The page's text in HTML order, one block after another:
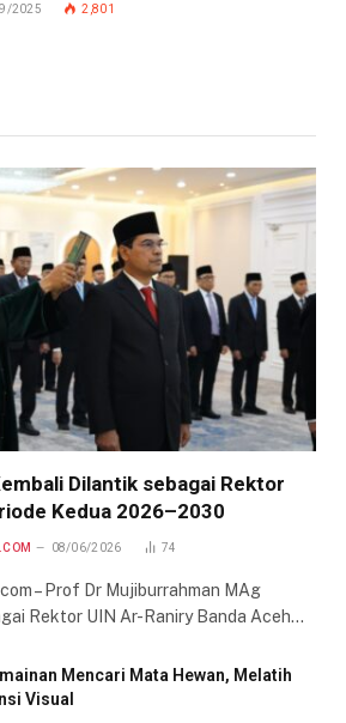
2025 2,801
Dilantik sebagai Rektor
Kedua 2026–2030
08/06/2026 74
– Prof Dr Mujiburrahman MAg
Rektor UIN Ar-Raniry Banda Aceh…
Mencari Mata Hewan, Melatih
Visual